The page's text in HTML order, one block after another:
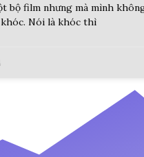
bộ film nhưng mà mình
Nói là khóc thì